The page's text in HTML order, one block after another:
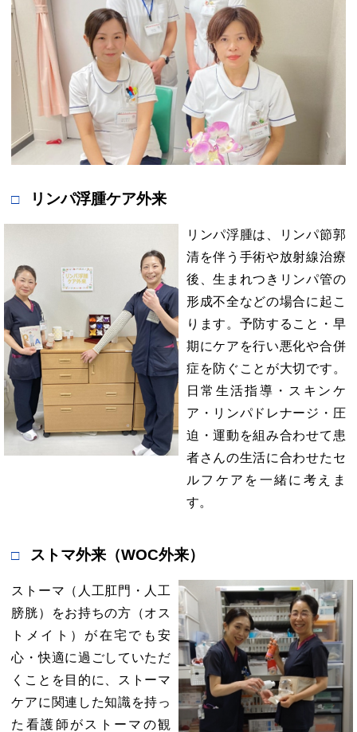
リンパ浮腫ケア外来
リンパ浮腫は、リンパ節郭
清を伴う手術や放射線治療
後、生まれつきリンパ管の
形成不全などの場合に起こ
ります。予防すること・早
期にケアを行い悪化や合併
症を防ぐことが大切です。
日常生活指導・スキンケ
ア・リンパドレナージ・圧
迫・運動を組み合わせて患
者さんの生活に合わせたセ
ルフケアを一緒に考えま
す。
ストマ外来（WOC外来）
ストーマ（人工肛門・人工
膀胱）をお持ちの方（オス
トメイト）が在宅でも安
心・快適に過ごしていただ
くことを目的に、ストーマ
ケアに関連した知識を持っ
た看護師がストーマの観